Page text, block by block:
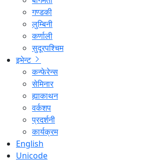
गण्डकी
लुम्बिनी
कर्णाली
सुदूरपश्चिम
इभेन्ट
कन्फेरेन्स
सेमिनार
ह्याकाथन
वर्कशप
प्रदर्शनी
कार्यक्रम
English
Unicode